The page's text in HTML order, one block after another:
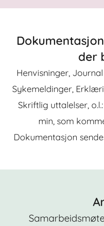
der
Henvisninger,
Sykemeldinger,
Skriftlig uttalelser,
min, som
Dokumentasjon